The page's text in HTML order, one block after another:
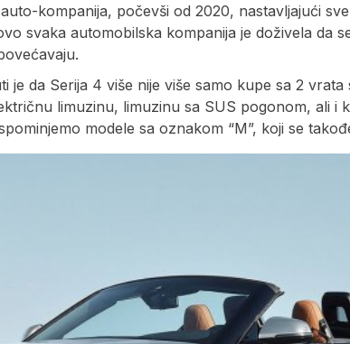
kompanija, počevši od 2020, nastavljajući
svaka automobilska kompanija je doživela da
je da Serija 4 više nije više samo kupe sa 2
limuzinu, limuzinu sa SUS pogonom, ali i
modele sa oznakom “M”, koji se